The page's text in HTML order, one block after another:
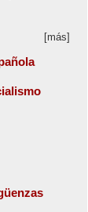
[más]